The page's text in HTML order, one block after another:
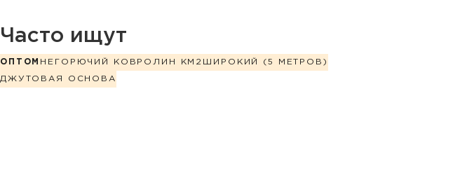
Часто ищут
ОПТОМ НЕГОРЮЧИЙ КОВРОЛИН КМ2 ШИРОКИЙ (5 МЕТРОВ)
ДЖУТОВАЯ ОСНОВА